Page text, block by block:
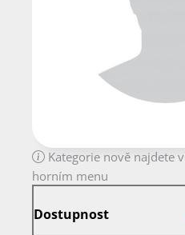
Kategorie nově najdete v
horním menu
Dostupnost